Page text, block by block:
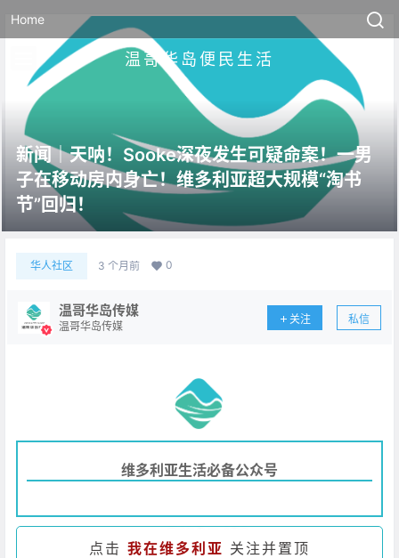
Home
温哥华岛便民生活
新闻｜天呐！Sooke深夜发生可疑命案！一男
子在移动房内身亡！维多利亚超大规模“淘书
节”回归！
华人社区 3 个月前 0
温哥华岛传媒
温哥华岛传媒
关注 私信
维多利亚生活必备公众号
点击 我在维多利亚 关注并置顶